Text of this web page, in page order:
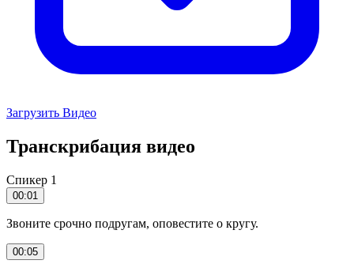
Загрузить Видео
Транскрибация видео
Спикер 1
00:01
Звоните срочно подругам, оповестите о кругу.
00:05